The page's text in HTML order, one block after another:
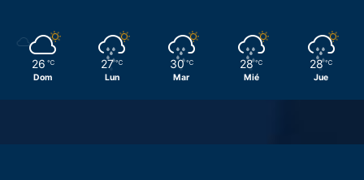
26 ℃
Dom
27 ℃
Lun
30 ℃
Mar
28 ℃
Mié
28 ℃
Jue